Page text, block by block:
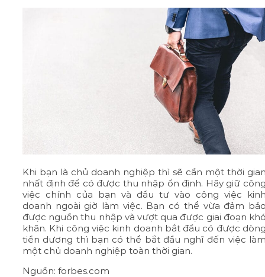
Khi bạn là chủ doanh nghiệp thì sẽ cần một thời
nhất định để có được thu nhập ổn định. Hãy giữ
việc chính của bạn và đầu tư vào công việc
doanh ngoài giờ làm việc. Bạn có thể vừa đảm
được nguồn thu nhập và vượt qua được giai đoạn
khăn. Khi công việc kinh doanh bắt đầu có được
tiền dương thì bạn có thể bắt đầu nghĩ đến việc
một chủ doanh nghiệp toàn thời gian.
Nguồn: forbes.com